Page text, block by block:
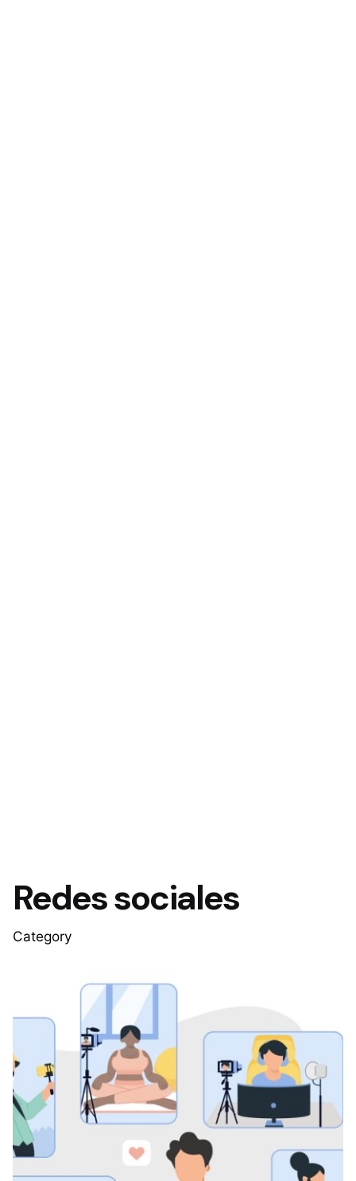
Redes sociales
Category